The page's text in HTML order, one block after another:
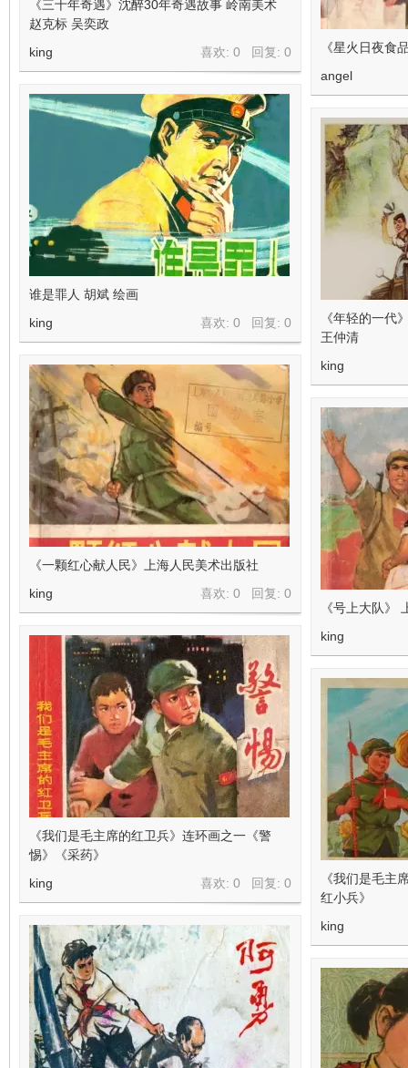
《三十年奇遇》沈醉30年奇遇故事 岭南美术
赵克标 吴奕政
喜欢: 0 回复: 0
king
《星火日夜食
angel
谁是罪人 胡斌 绘画
喜欢: 0 回复: 0
king
《年轻的一代
王仲清
king
《一颗红心献人民》上海人民美术出版社
喜欢: 0 回复: 0
king
《号上大队》
king
《我们是毛主席的红卫兵》连环画之一《警
惕》《采药》
喜欢: 0 回复: 0
king
《我们是毛主
红小兵》
king